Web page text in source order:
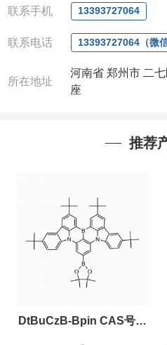
联系人: 沈晓东(欢迎致
联系手机 13393727064
联系电话 13393727064（微
所在地址
河南省 郑州市 二
座
推荐
DtBuCzB-Bpin CAS号：